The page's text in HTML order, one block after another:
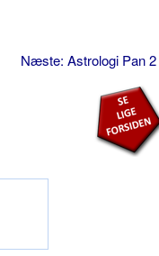
Næste: Astrologi Pan 2